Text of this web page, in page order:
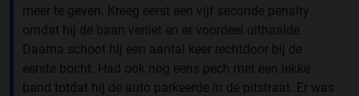
meer te geven. Kreeg eerst een vijf seconde penalty
omdat hij de baan verliet en er voordeel uithaalde.
Daarna schoot hij een aantal keer rechtdoor bij de
eerste bocht. Had ook nog eens pech met een lekke
band totdat hij de auto parkeerde in de pitstraat. Er was